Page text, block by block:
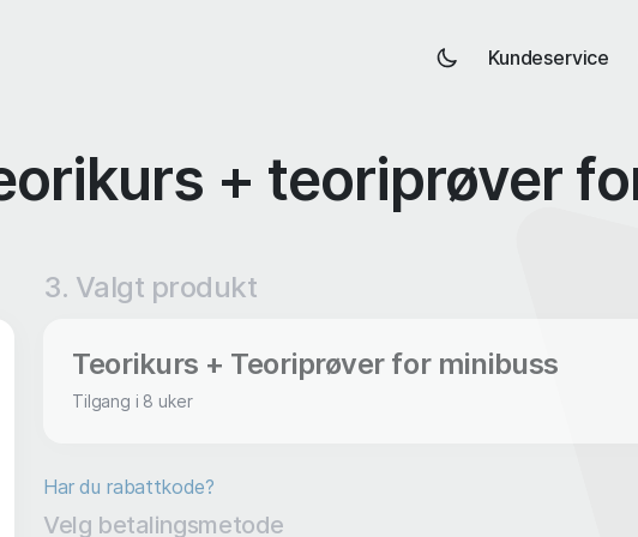
Kundeservice
+ teoriprøver
3. Valgt produkt
Teorikurs + Teoriprøver for minibuss
Tilgang i 8 uker
Har du rabattkode?
Velg betalingsmetode